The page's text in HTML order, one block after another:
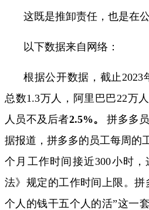
这既是推卸责任，也是在
以下数据来自网络：
根据公开数据，截止 2023
总数1.3万人，阿里巴巴22万
人员不及后者2.5%。拼多多
据报道，拼多多的员工每周的
个月工作时间接近300小时，
法》规定的工作时间上限。拼
个人的钱干五个人的活”这一